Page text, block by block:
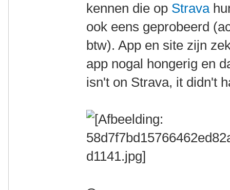
kennen die op Strava
ook eens geprobeerd
btw). App en site zijn
app nogal hongerig en
isn't on Strava, it didn't